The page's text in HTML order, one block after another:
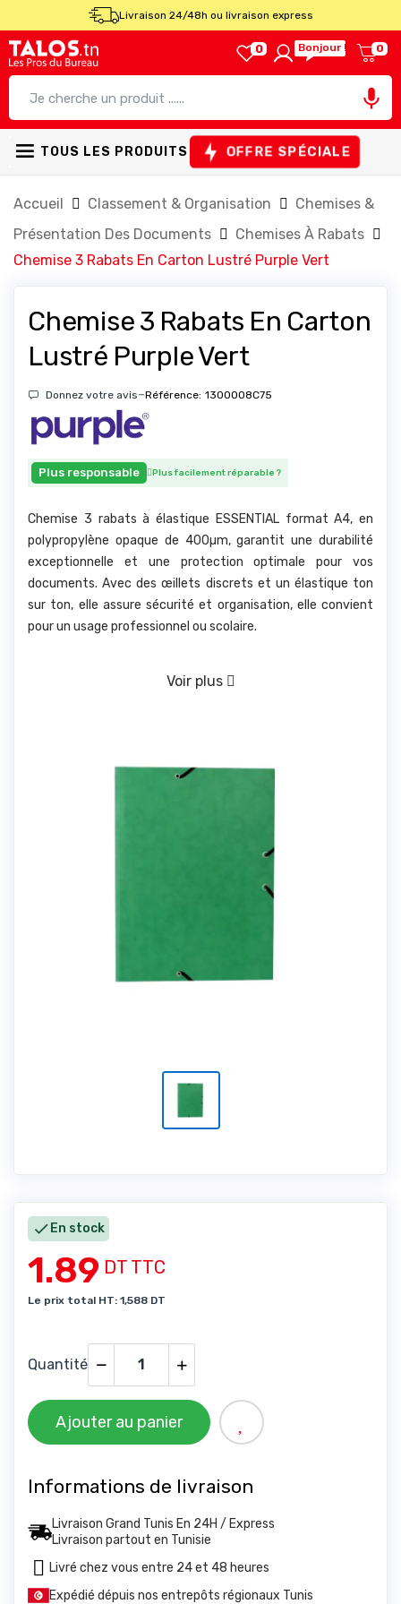
Livraison 24/48h ou livraison express
0 Bonjour ! 0

TOUS LES PRODUITS OFFRE SPÉCIALE
Accueil Classement & Organisation
Chemises &
Présentation Des Documents
Chemises À Rabats
Chemise 3 Rabats En Carton Lustré Purple Vert
Chemise 3 Rabats En Carton
Lustré Purple Vert
Donnez votre avis-Référence: 1300008C75
Plus responsable Plus facilement réparable ?
Chemise 3 rabats à élastique ESSENTIAL format A4, en
polypropylène opaque de 400µm, garantit une durabilité
exceptionnelle et une protection optimale pour vos
documents. Avec des œillets discrets et un élastique ton
sur ton, elle assure sécurité et organisation, elle convient
pour un usage professionnel ou scolaire.
Voir plus
 En stock
1.89DT TTC
Le prix total HT: 1,588 DT
Quantité
Ajouter au panier
Informations de livraison
Livraison Grand Tunis En 24H / Express
Livraison partout en Tunisie
Expédié dépuis nos entrepôts régionaux Tunis
Livré chez vous entre 24 et 48 heures